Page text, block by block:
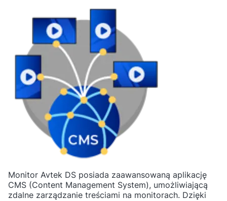
Monitor Avtek DS posiada zaawansowaną aplikację
CMS (Content Management System), umożliwiającą
zdalne zarządzanie treściami na monitorach. Dzięki